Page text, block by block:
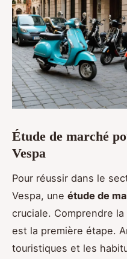
Étude de marché
Vespa
Pour réussir dans le
Vespa, une étude de
cruciale. Comprendre la
est la première étape.
touristiques et les